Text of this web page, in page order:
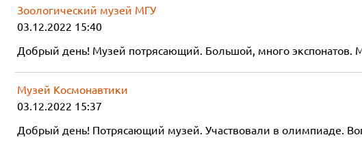
Зоологический музей МГУ
03.12.2022 15:40
Добрый день! Музей потрясающий. Большой, много экспонатов.
Музей Космонавтики
03.12.2022 15:37
Добрый день! Потрясающий музей. Участвовали в олимпиаде.